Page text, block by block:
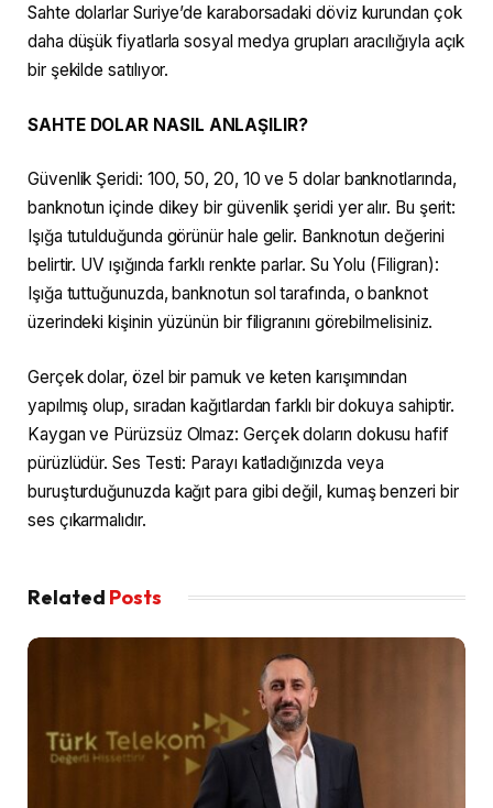
Sahte dolarlar Suriye’de karaborsadaki döviz kurundan çok
daha düşük fiyatlarla sosyal medya grupları aracılığıyla açık
bir şekilde satılıyor.
SAHTE DOLAR NASIL ANLAŞILIR?
Güvenlik Şeridi: 100, 50, 20, 10 ve 5 dolar banknotlarında,
banknotun içinde dikey bir güvenlik şeridi yer alır. Bu şerit:
Işığa tutulduğunda görünür hale gelir. Banknotun değerini
belirtir. UV ışığında farklı renkte parlar. Su Yolu (Filigran):
Işığa tuttuğunuzda, banknotun sol tarafında, o banknot
üzerindeki kişinin yüzünün bir filigranını görebilmelisiniz.
Gerçek dolar, özel bir pamuk ve keten karışımından
yapılmış olup, sıradan kağıtlardan farklı bir dokuya sahiptir.
Kaygan ve Pürüzsüz Olmaz: Gerçek doların dokusu hafif
pürüzlüdür. Ses Testi: Parayı katladığınızda veya
buruşturduğunuzda kağıt para gibi değil, kumaş benzeri bir
ses çıkarmalıdır.
Related Posts